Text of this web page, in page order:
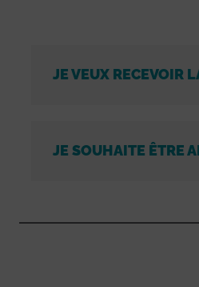
JE VEUX RECEVOIR
JE SOUHAITE ÊTRE